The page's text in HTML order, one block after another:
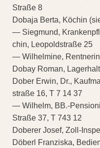
Straße 8
Dobaja Berta, Köchin
— Siegmund,
chin, Leopoldstraße 25
— Wilhelmine,
Dobay Roman,
Dober Erwin, Dr.,
straße 16, T 7 14 37
— Wilhelm, BB.-
Straße 37, T 743 12
Doberer Josef, Zoll-
Döberl Franziska,